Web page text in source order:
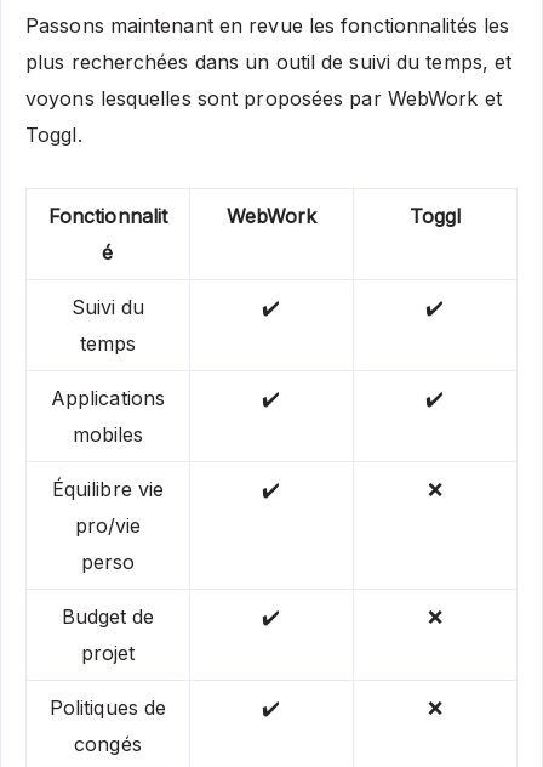
Passons maintenant en revue les fonctionnalités les
plus recherchées dans un outil de suivi du temps, et
voyons lesquelles sont proposées par WebWork et
Toggl.
Fonctionnalit
é
WebWork Toggl
Suivi du
temps
✔️ ✔️
Applications
mobiles
✔️ ✔️
Équilibre vie
pro/vie
perso
✔️ ❌
Budget de
projet
✔️ ❌
Politiques de
congés
✔️ ❌